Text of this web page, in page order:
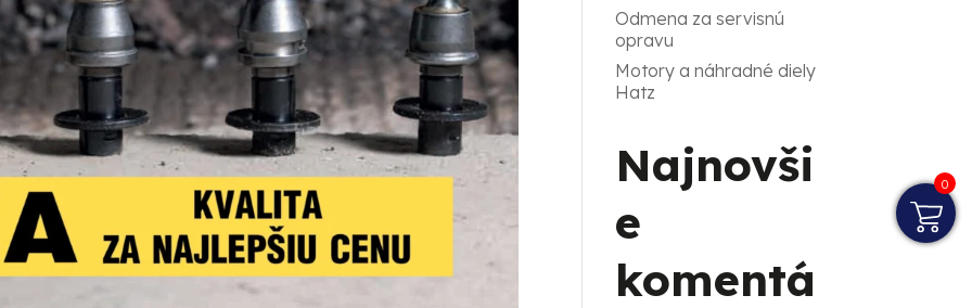
0
Odmena za servisnú
opravu
Motory a náhradné diely
Hatz
Najnovši
e
komentá